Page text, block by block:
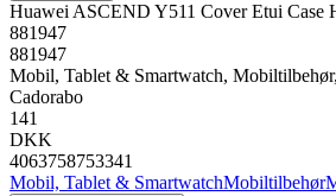
Huawei ASCEND Y511 Cover Etui Case
881947
881947
Mobil, Tablet & Smartwatch,
Cadorabo
141
DKK
4063758753341
Mobil, Tablet & SmartwatchMobiltilbehør